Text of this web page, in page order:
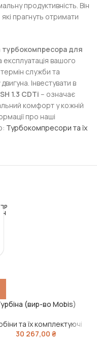
продуктивність. Він
прагнуть отримати
турбокомпресора для
експлуатація вашого
служби та
Інвестувати в
1.3 CDTi – означає
комфорт у кожній
про наші
Турбокомпресори та їх
(вир-во Mobis)
та їх комплектуючі
30 267,00₴